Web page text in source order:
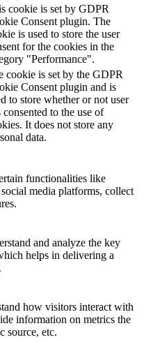
cookie is set by GDPR
Consent plugin. The
is used to store the user
for the cookies in the
"Performance".
cookie is set by the GDPR
Consent plugin and is
to store whether or not user
consented to the use of
It does not store any
data.
functionalities like
media platforms, collect
and analyze the key
helps in delivering a
how visitors interact with
information on metrics the
source, etc.